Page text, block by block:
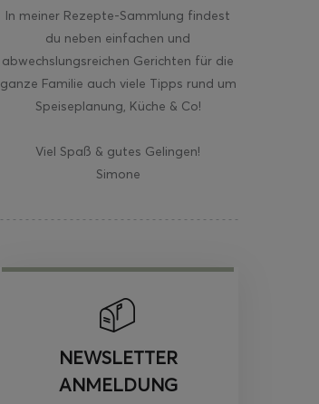
In meiner Rezepte-Sammlung findest
du neben einfachen und
abwechslungsreichen Gerichten für die
ganze Familie auch viele Tipps rund um
Speiseplanung, Küche & Co!
Viel Spaß & gutes Gelingen!
Simone
NEWSLETTER
ANMELDUNG